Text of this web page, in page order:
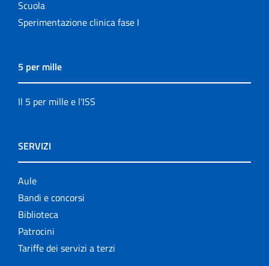
Scuola
Sperimentazione clinica fase I
5 per mille
Il 5 per mille e l'ISS
SERVIZI
Aule
Bandi e concorsi
Biblioteca
Patrocini
Tariffe dei servizi a terzi